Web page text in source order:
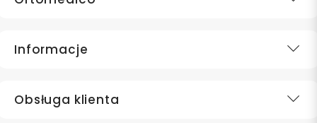
Informacje
Obsługa klienta